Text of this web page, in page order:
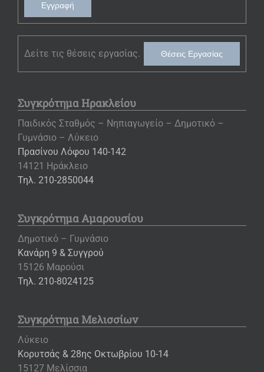
Εγγραφή
Δείτε τις θέσεις εργασίας. Θέσεις Εργασίας
Συγκρότημα Ηρακλείου
Παιδικός Σταθμός – Νηπιαγωγείο – Δημοτικό –
Γυμνάσιο – Λύκειο
Πρασίνου Λόφου 140-142
14121 Ηράκλειο
Τηλ. 210-2850044
Συγκρότημα Αμαρουσίου
Δημοτικό – Γυμνάσιο
Κανάρη 9 & Συγγρού
15126 Μαρούσι
Τηλ. 210-8024125
Συγκρότημα Μελισσίων
Λύκειο
Κορυτσάς & 28ης Οκτωβρίου 10-14
15127 Μελίσσια